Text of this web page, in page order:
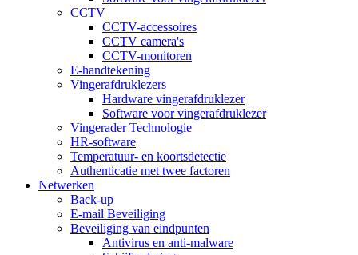
CCTV
CCTV-accessoires
CCTV camera's
CCTV-monitoren
E-handtekening
Vingerafdruklezers
Hardware vingerafdruklezer
Software voor vingerafdruklezer
Vingerader Technologie
HR-software
Temperatuur- en koortsdetectie
Authenticatie met twee factoren
Netwerken
Back-up
E-mail Beveiliging
Beveiliging van eindpunten
Antivirus en anti-malware